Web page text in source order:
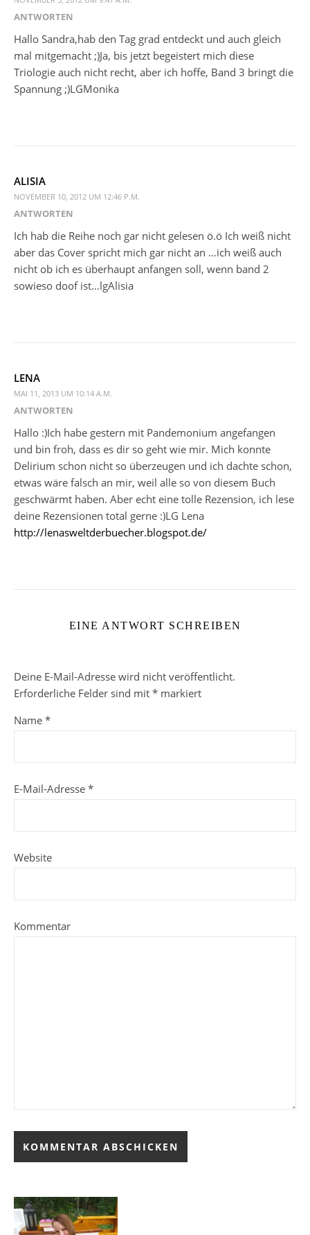
ANTWORTEN
Hallo Sandra,hab den Tag grad entdeckt und auch gleich
mal mitgemacht ;)Ja, bis jetzt begeistert mich diese
Triologie auch nicht recht, aber ich hoffe, Band 3 bringt die
Spannung ;)LGMonika
ALISIA
NOVEMBER 10, 2012 UM 12:46 P.M.
ANTWORTEN
Ich hab die Reihe noch gar nicht gelesen ö.ö Ich weiß nicht
aber das Cover spricht mich gar nicht an …ich weiß auch
nicht ob ich es überhaupt anfangen soll, wenn band 2
sowieso doof ist…lgAlisia
LENA
MAI 11, 2013 UM 10:14 A.M.
ANTWORTEN
Hallo :)Ich habe gestern mit Pandemonium angefangen
und bin froh, dass es dir so geht wie mir. Mich konnte
Delirium schon nicht so überzeugen und ich dachte schon,
etwas wäre falsch an mir, weil alle so von diesem Buch
geschwärmt haben. Aber echt eine tolle Rezension, ich lese
deine Rezensionen total gerne :)LG Lena
http://lenasweltderbuecher.blogspot.de/
EINE ANTWORT SCHREIBEN
Deine E-Mail-Adresse wird nicht veröffentlicht.
Erforderliche Felder sind mit * markiert
Name *
E-Mail-Adresse *
Website
Kommentar